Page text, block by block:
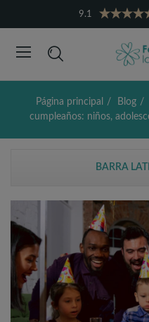
9.1
Página principal Blog
cumpleaños: niños,
BARRA